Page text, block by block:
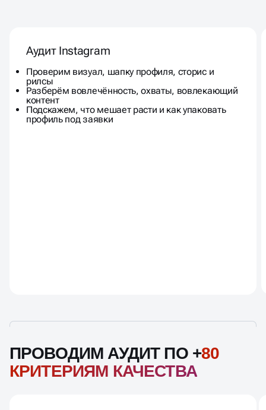
Аудит Instagram
Проверим визуал, шапку профиля, сторис и
рилсы
Разберём вовлечённость, охваты, вовлекающий
контент
Подскажем, что мешает расти и как упаковать
профиль под заявки
ПРОВОДИМ АУДИТ ПО +80
КРИТЕРИЯМ КАЧЕСТВА